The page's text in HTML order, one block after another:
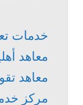
خدمات
معاهد
معاهد
مركز